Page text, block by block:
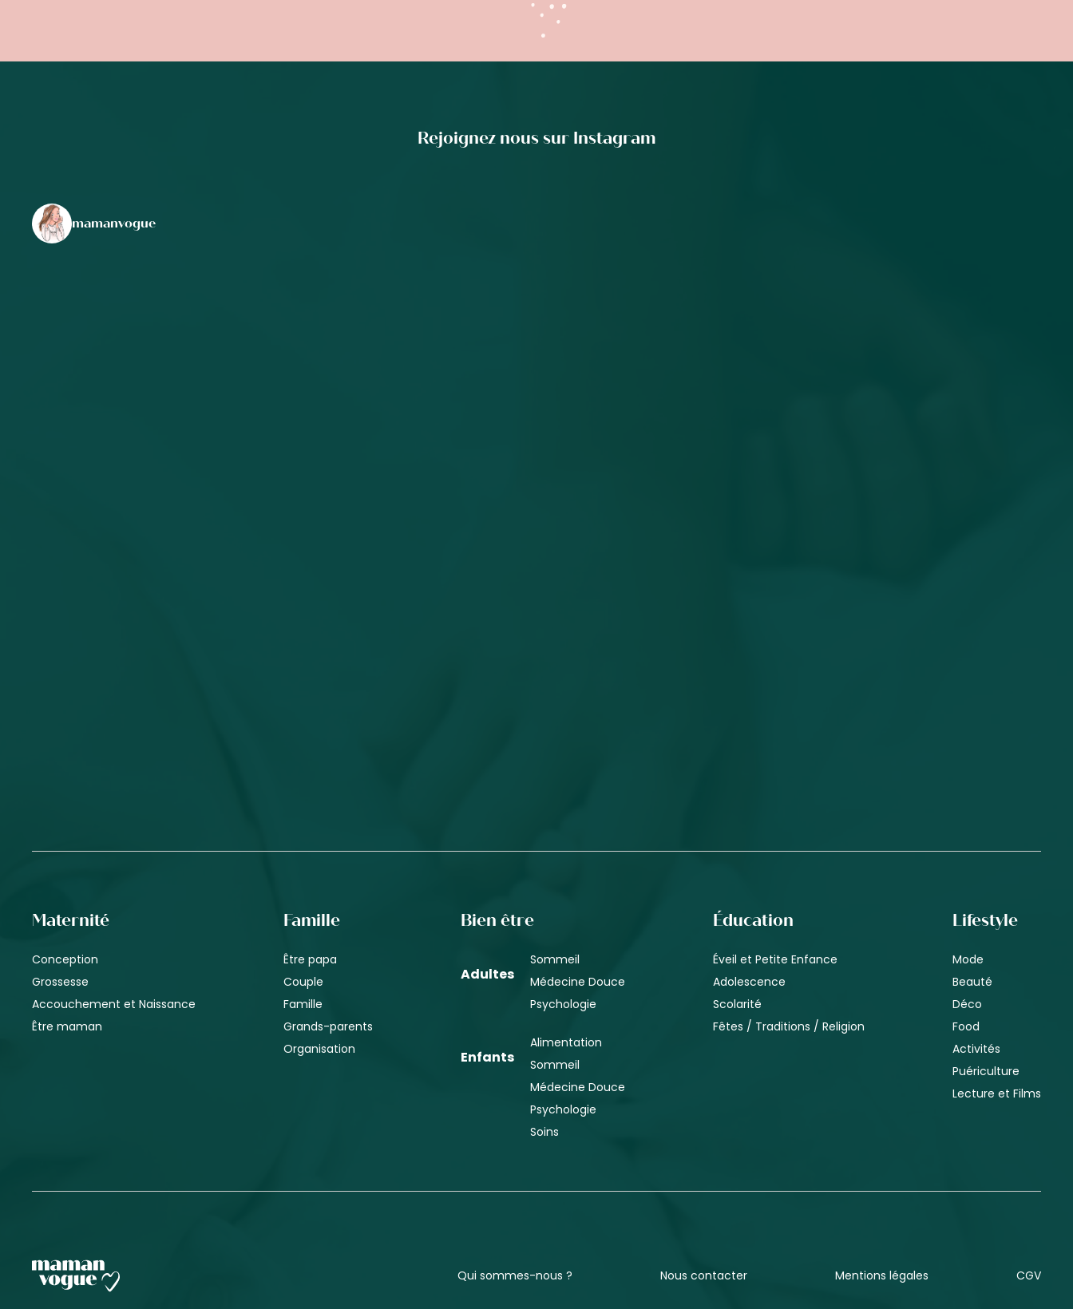
Rejoignez nous sur Instagram
mamanvogue
Maternité
Conception
Grossesse
Accouchement et Naissance
Être maman
Famille
Être papa
Couple
Famille
Grands-parents
Organisation
Bien être
Adultes
Sommeil
Médecine Douce
Psychologie
Enfants
Alimentation
Sommeil
Médecine Douce
Psychologie
Soins
Éducation
Éveil et Petite Enfance
Adolescence
Scolarité
Fêtes / Traditions / Religion
Lifestyle
Mode
Beauté
Déco
Food
Activités
Puériculture
Lecture et Films
Qui sommes-nous ? Nous contacter Mentions légales CGV